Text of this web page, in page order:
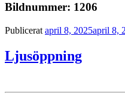
Bildnummer: 1206
Publicerat april 8, 2025april 8,
Ljusöppning